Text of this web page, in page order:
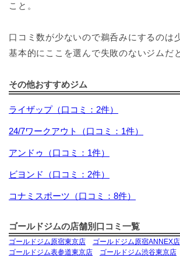
こと。
口コミ数が少ないので鵜呑みにするのは
基本的にここを選んで失敗のないジムだ
その他おすすめジム
ライザップ（口コミ：2件）
24/7ワークアウト（口コミ：1件）
アンドゥ（口コミ：1件）
ビヨンド（口コミ：2件）
コナミスポーツ（口コミ：8件）
ゴールドジムの店舗別口コミ一覧
ゴールドジム原宿東京店
ゴールドジム原宿ANNEX店
ゴールドジム表参道東京店
ゴールドジム渋谷東京店